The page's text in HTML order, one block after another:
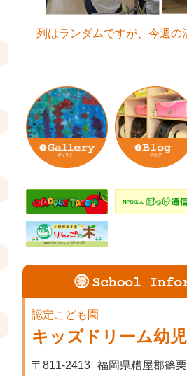
列はランダムですが、今週の
認定こども園
キッズドリーム幼
〒811-2413
福岡県糟屋郡篠